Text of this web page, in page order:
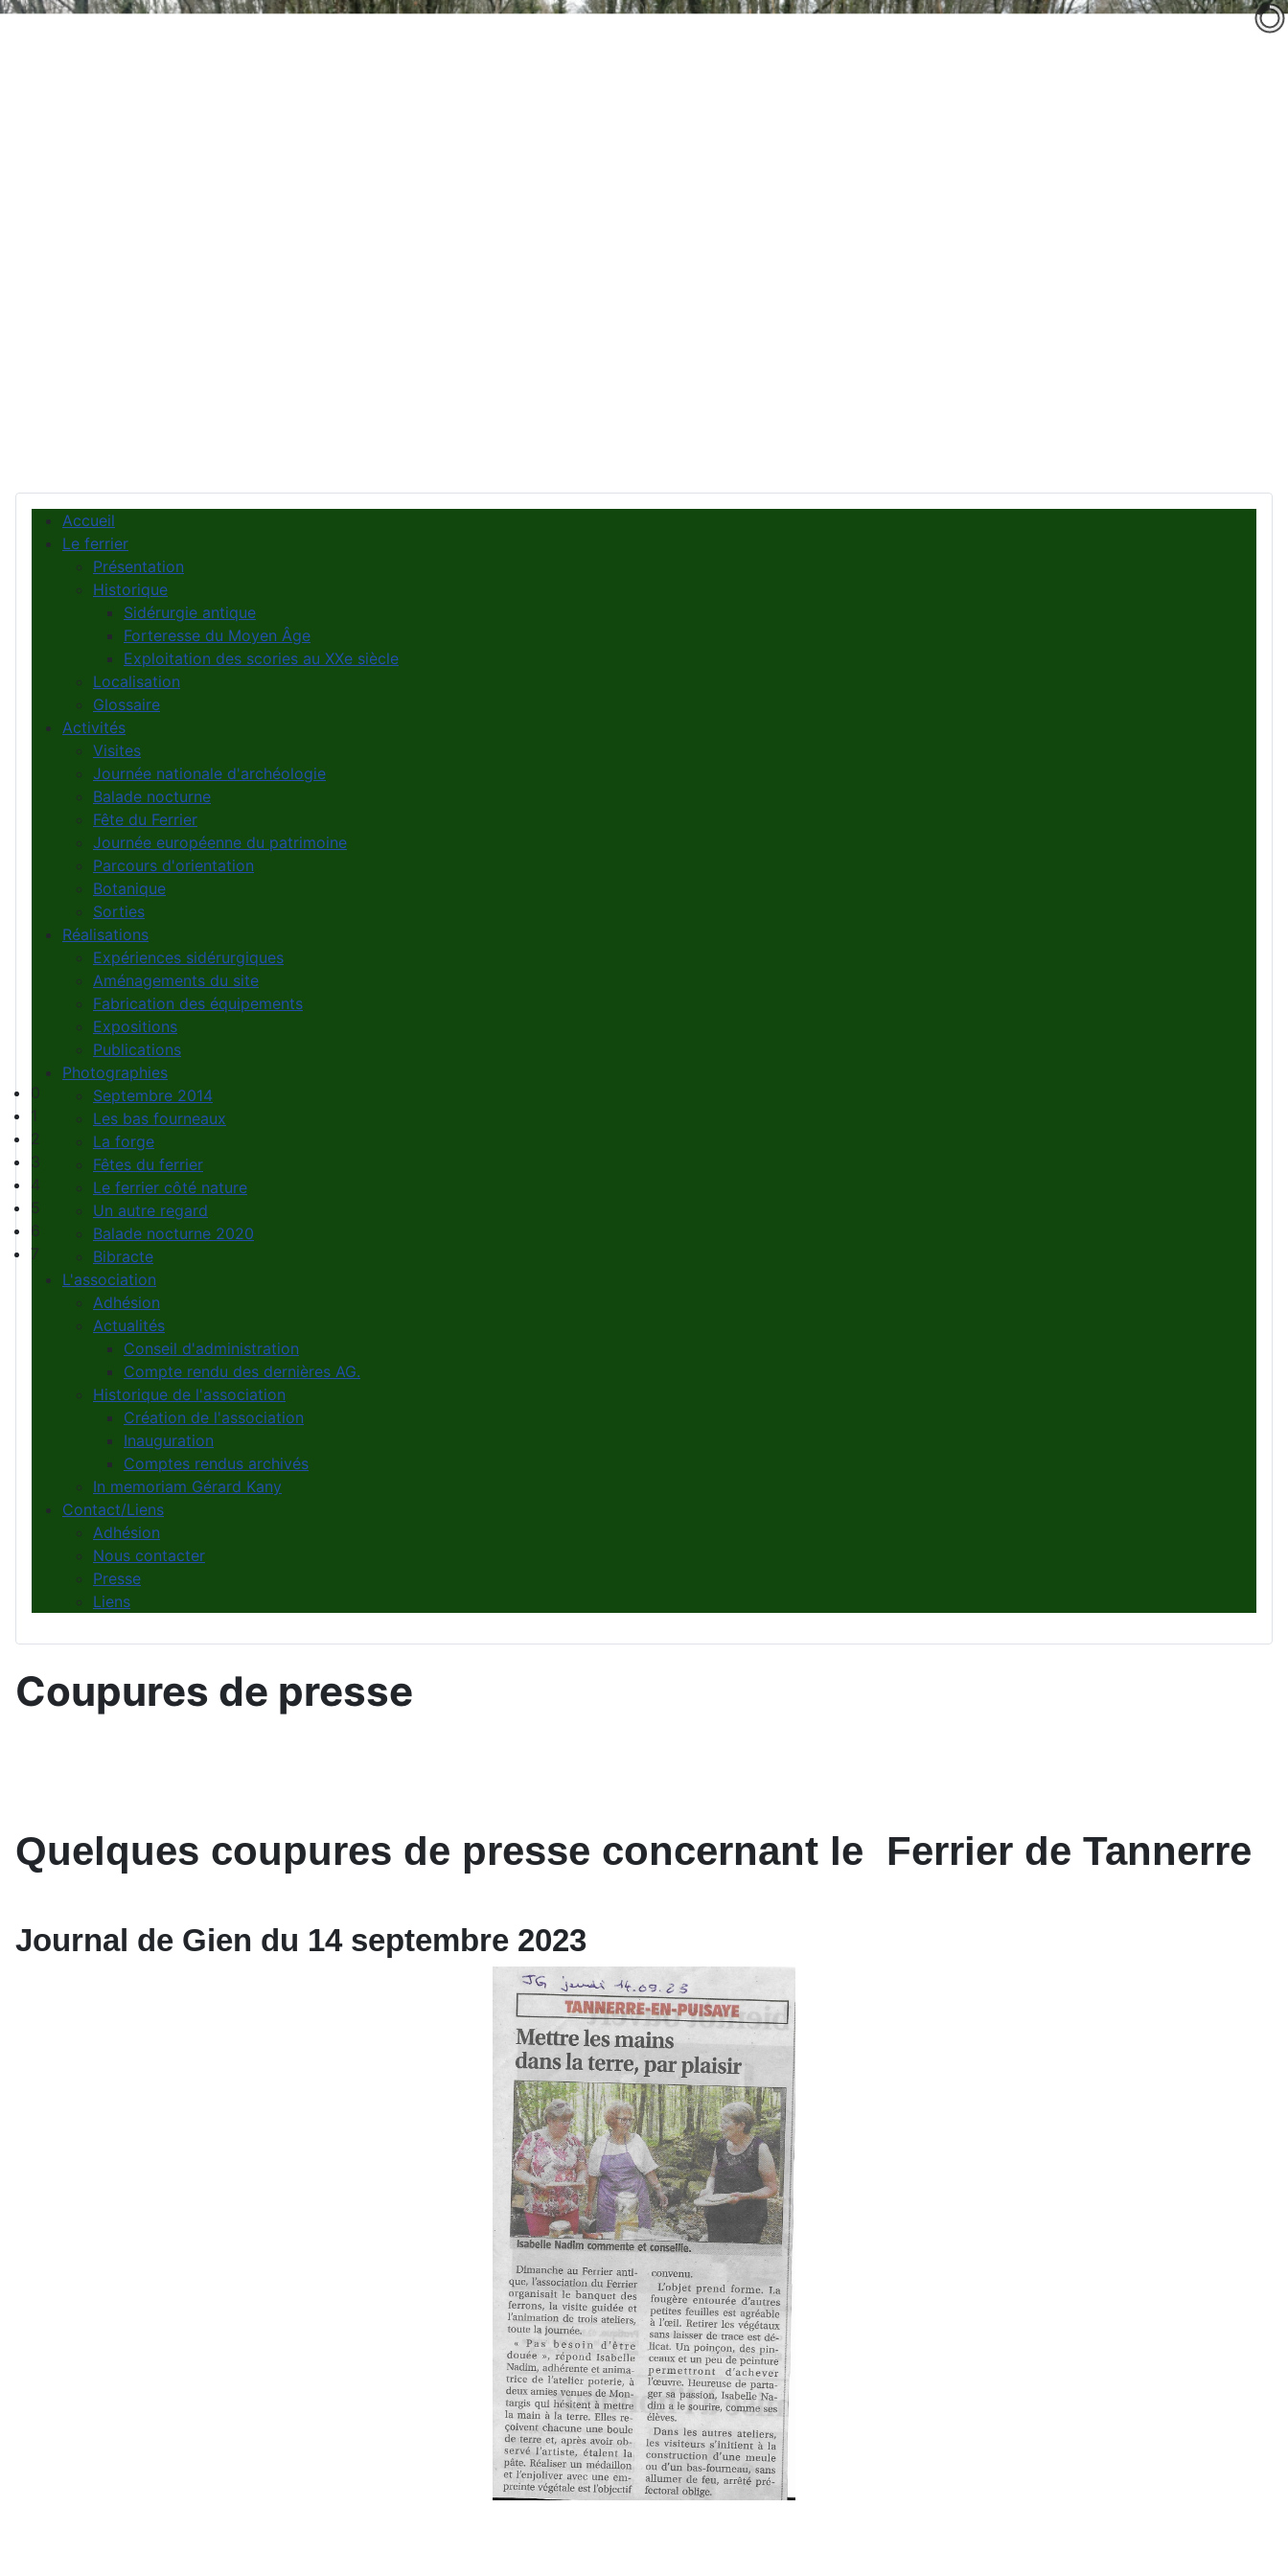
0
1
2
3
4
5
6
7
Accueil
Le ferrier
Présentation
Historique
Sidérurgie antique
Forteresse du Moyen Âge
Exploitation des scories au XXe siècle
Localisation
Glossaire
Activités
Visites
Journée nationale d'archéologie
Balade nocturne
Fête du Ferrier
Journée européenne du patrimoine
Parcours d'orientation
Botanique
Sorties
Réalisations
Expériences sidérurgiques
Aménagements du site
Fabrication des équipements
Expositions
Publications
Photographies
Septembre 2014
Les bas fourneaux
La forge
Fêtes du ferrier
Le ferrier côté nature
Un autre regard
Balade nocturne 2020
Bibracte
L'association
Adhésion
Actualités
Conseil d'administration
Compte rendu des dernières AG.
Historique de l'association
Création de l'association
Inauguration
Comptes rendus archivés
In memoriam Gérard Kany
Contact/Liens
Adhésion
Nous contacter
Presse
Liens
Coupures de presse
Quelques coupures de presse concernant le Ferrier de Tannerre
Journal de Gien du 14 septembre 2023